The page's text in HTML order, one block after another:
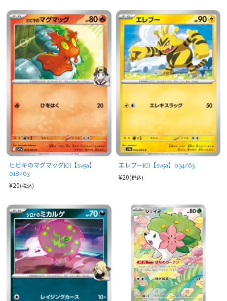
ヒビキのマグマッグ[C]【sv9a】
018/63
¥20(税込)
エレブー[C]【sv9a】034/63
¥20(税込)